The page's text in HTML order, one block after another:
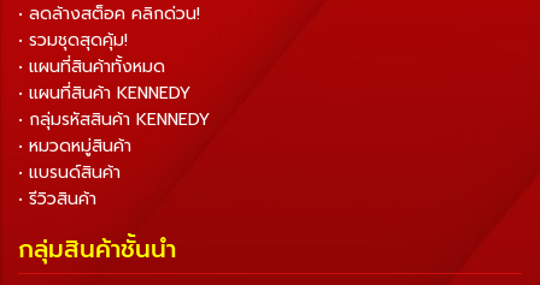
• ลดล้างสต็อค คลิกด่วน!
• รวมชุดสุดคุ้ม!
• แผนที่สินค้าทั้งหมด
• แผนที่สินค้า KENNEDY
• กลุ่มรหัสสินค้า KENNEDY
• หมวดหมู่สินค้า
• แบรนด์สินค้า
• รีวิวสินค้า
กลุ่มสินค้าชั้นนำ